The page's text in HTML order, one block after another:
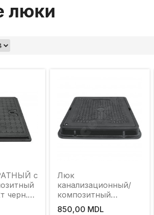
люки
с
черн.
Люк
канализационный/
композитный
710*600*70mm
850,00 MDL